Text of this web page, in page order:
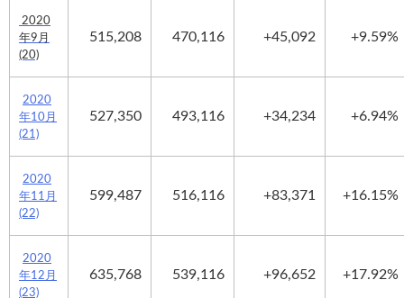
2020
年9月
(20)
515,208 470,116 +45,092 +9.59%
2020
年10月
(21)
527,350 493,116 +34,234 +6.94%
2020
年11月
(22)
599,487 516,116 +83,371 +16.15%
2020
年12月
(23)
635,768 539,116 +96,652 +17.92%